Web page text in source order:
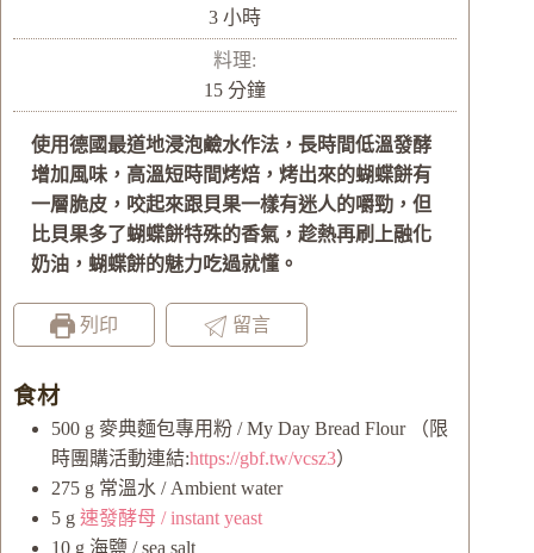
3小
時
小時
料理:
15分
鐘
分鐘
使用德國最道地浸泡鹼水作法，長時間低溫發酵
增加風味，高溫短時間烤焙，烤出來的蝴蝶餅有
一層脆皮，咬起來跟貝果一樣有迷人的嚼勁，但
比貝果多了蝴蝶餅特殊的香氣，趁熱再刷上融化
奶油，蝴蝶餅的魅力吃過就懂。
列印 留言
食材
500 g 麥典麵包專用粉 / My Day Bread Flour
（限
時團購活動連結:https://gbf.tw/vcsz3）
275 g 常溫水 / Ambient water
5 g 速發酵母 / instant yeast
10 g 海鹽 / sea salt